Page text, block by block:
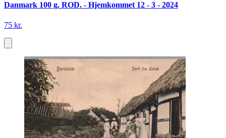
Danmark 100 g. ROD. - Hjemkommet 12 - 3 - 2024
75 kr.